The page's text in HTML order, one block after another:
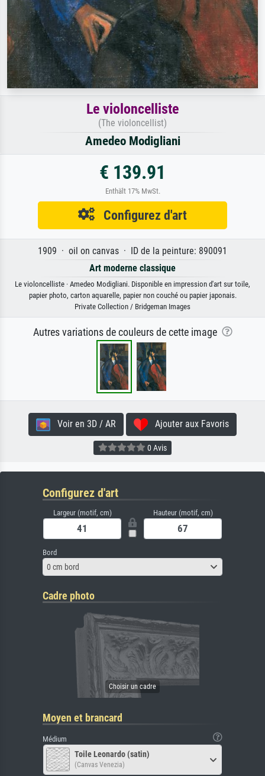
Le violoncelliste
(The violoncellist)
Amedeo Modigliani
€ 139.91
Enthält 17% MwSt.
Configurez d'art
1909 · oil on canvas · ID de la peinture: 890091
Art moderne classique
Le violoncelliste · Amedeo Modigliani. Disponible en impression d'art sur toile,
papier photo, carton aquarelle, papier non couché ou papier japonais.
Private Collection / Bridgeman Images
Autres variations de couleurs de cette image
Voir en 3D / AR Ajouter aux Favoris
0 Avis
Configurez d'art
Largeur (motif, cm) Hauteur (motif, cm)
Bord
0 cm bord
Cadre photo
Moyen et brancard
Médium
Toile Leonardo (satin)
(Canvas Venezia)